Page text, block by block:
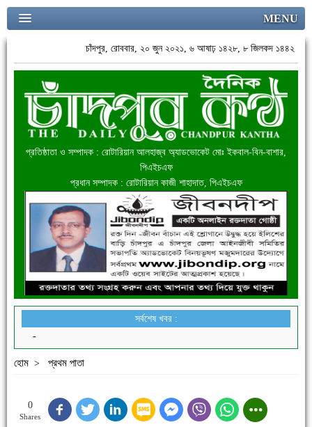
MENU
চাঁদপুর, রোববার, ২০ জুন ২০২১, ৬ আষাঢ় ১৪২৮, ৮ জিলকদ ১৪৪২
প্রতিষ্ঠাতা ও সম্পাদক : রোটারিয়ান আলহাজ্ব অ্যাডভোকেট মোঃ ইকবাল-বিন-বাশার,
পিএইচএফ
প্রধান সম্পাদক : রোটারিয়ান কাজী শাহাদাত, পিএইচএফ
সর্বশেষ খবর :
হোম > প্রথম পাতা
0
Shares